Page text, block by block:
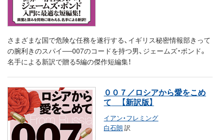
さまざまな国で危険な任務を遂行する、イギリス秘密情報部きって
の腕利きのスパイ──007のコードを持つ男、ジェームズ・ボンド。
名手による新訳で贈る5編の傑作短編集！
００７／ロシアから愛をこめ
て
【新訳版】
イアン・フレミング
白石朗 訳